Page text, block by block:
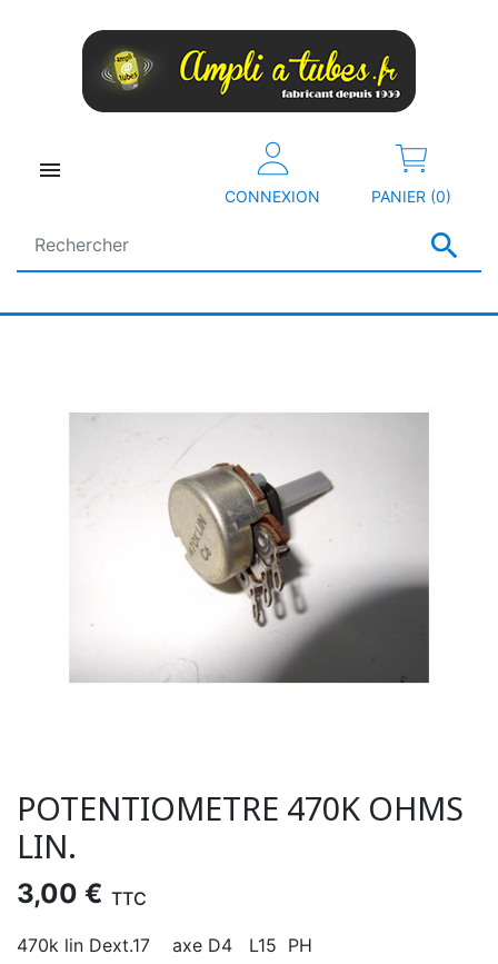


CONNEXION PANIER (0)
POTENTIOMETRE 470K OHMS
LIN.
3,00 € TTC
470k lin Dext.17 axe D4 L15 PH